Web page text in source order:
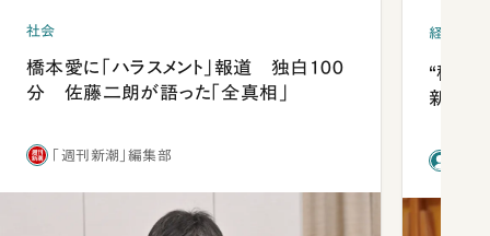
社会
橋本愛に「ハラスメント」報道 独白100
分 佐藤二朗が語った「全真相」
「週刊新潮」編集部
経済・ビ
“稼ぎ
新社長